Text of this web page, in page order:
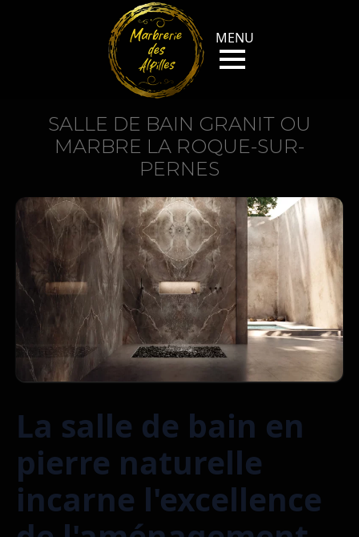
SALLE DE BAIN GRANIT OU
MARBRE LA ROQUE-SUR-
PERNES
La salle de bain en
pierre naturelle
incarne l'excellence